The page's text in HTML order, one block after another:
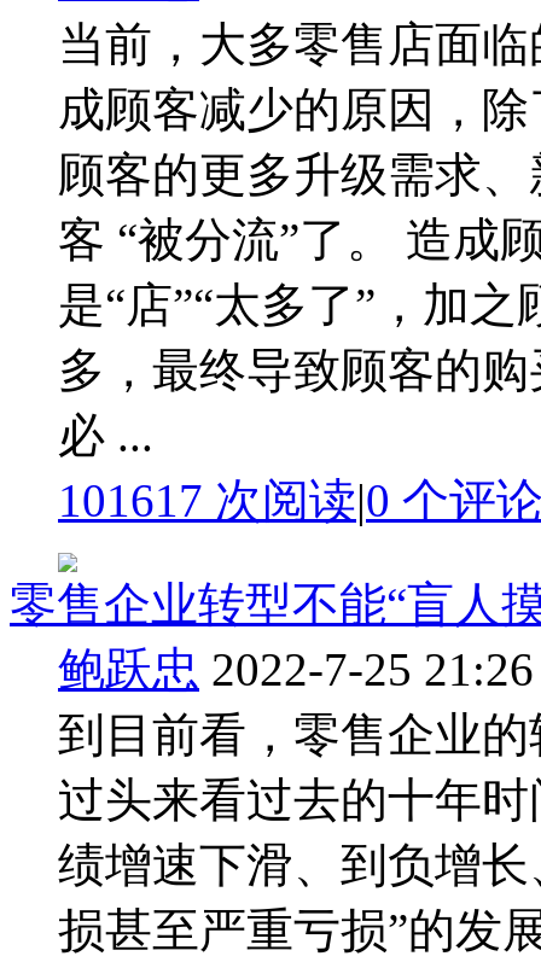
当前，大多零售店面
成顾客减少的原因，
顾客的更多升级需求
客 “被分流”了。 造成
是“店”“太多了”，加
多，最终导致顾客的
必 ...
101617 次阅读|0 个评
零售企业转型不能“盲人
鲍跃忠 2022-7-25 21:26
到目前看，零售企业
过头来看过去的十年
绩增速下滑、到负增
损甚至严重亏损”的发